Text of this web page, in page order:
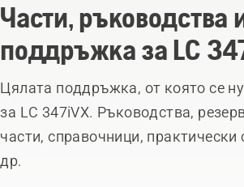
Части, ръководства
поддръжка за LC
Цялата поддръжка, от която се
за LC 347iVX. Ръководства,
части, справочници, практически
др.